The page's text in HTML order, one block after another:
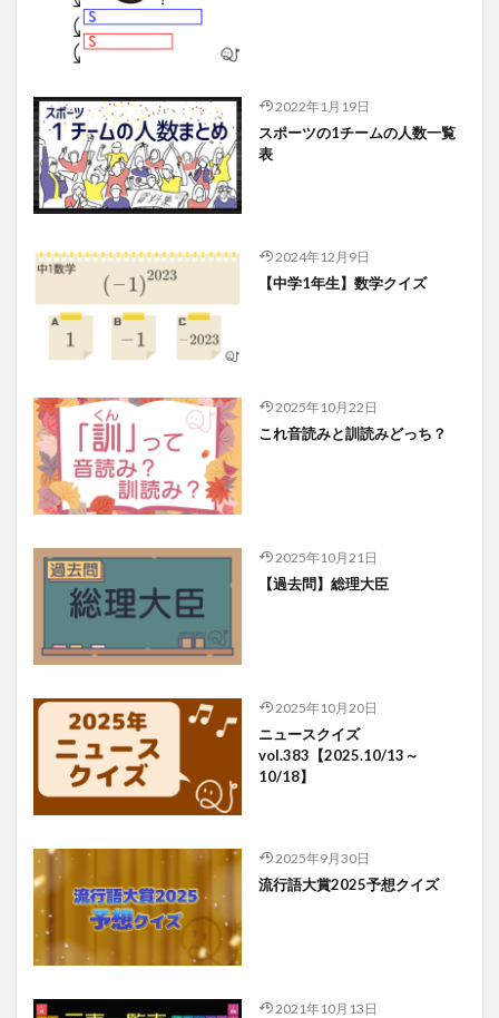
2022年1月19日
スポーツの1チームの人数一覧
表
2024年12月9日
【中学1年生】数学クイズ
2025年10月22日
これ音読みと訓読みどっち？
2025年10月21日
【過去問】総理大臣
2025年10月20日
ニュースクイズ
vol.383【2025.10/13～
10/18】
2025年9月30日
流行語大賞2025予想クイズ
2021年10月13日